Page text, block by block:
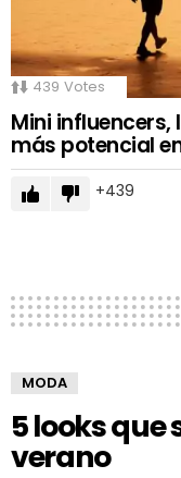
439 Votes
Mini influencers,
más potencial
439
MODA
5 looks que
verano